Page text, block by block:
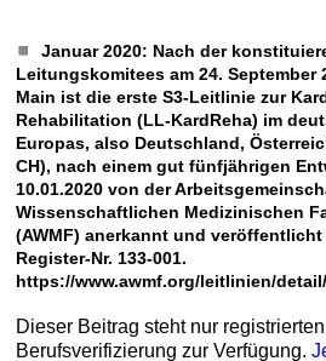
Januar 2020: Nach der
Leitungskomitees am 24. September
Main ist die erste S3-Leitlinie zur
Rehabilitation (LL-KardReha) im
Europas, also Deutschland,
CH), nach einem gut fünfjährigen
10.01.2020 von der
Wissenschaftlichen Medizinischen
(AWMF) anerkannt und veröffentlicht
Register-Nr. 133-001.
https://www.awmf.org/leitlinien/
Dieser Beitrag steht nur
Berufsverifizierung zur Verfügung.